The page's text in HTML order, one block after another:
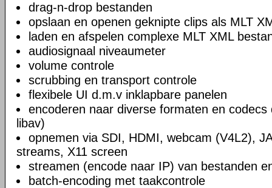
drag-n-drop bestanden
opslaan en openen geknipte clips als MLT
laden en afspelen complexe MLT XML
audiosignaal niveaumeter
volume controle
scrubbing en transport controle
flexibele UI d.m.v inklapbare panelen
encoderen naar diverse formaten en codecs
libav)
opnemen via SDI, HDMI, webcam (V4L2),
streams, X11 screen
streamen (encode naar IP) van bestanden
batch-encoding met taakcontrole